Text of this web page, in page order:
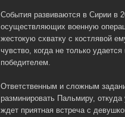
События развиваются в Сирии в
осуществляющих военную
жестокую схватку с костлявой
чувство, когда не только
победителем.
Ответственным и сложным
разминировать Пальмиру,
ждет приятная встреча с